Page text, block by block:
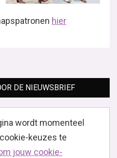
hier
DE NIEUWSBRIEF
wordt momenteel
keuzes te
jouw cookie-